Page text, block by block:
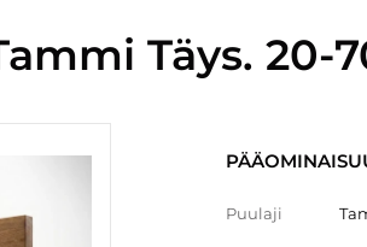
Täys. 20-
Puulaji